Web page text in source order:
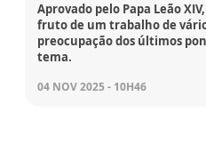
Aprovado pelo Papa Leão
fruto de um trabalho de
preocupação dos últimos
tema.
04 NOV 2025 - 10H46